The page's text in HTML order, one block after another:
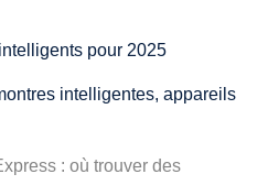
pour 2025
intelligentes, appareils
etc.
la productivité et les
: où trouver des